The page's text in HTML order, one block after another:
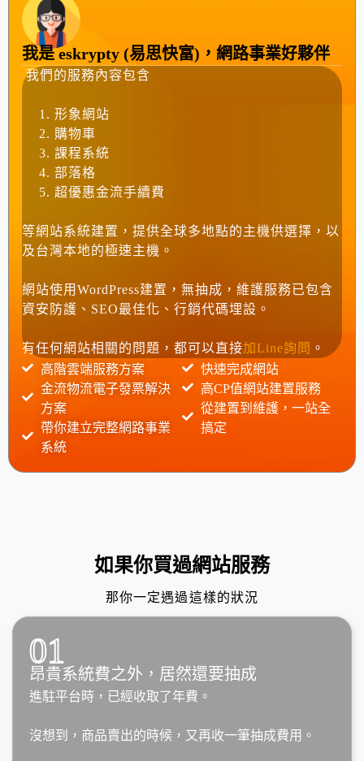
我是 eskrypty (易思快富)，網路事業好夥伴
我們的服務內容包含
形象網站
購物車
課程系統
部落格
超優惠金流手續費
等網站系統建置，提供全球多地點的主機供選擇，以
及台灣本地的極速主機。
網站使用WordPress建置，無抽成，維護服務已包含
資安防護、SEO最佳化、行銷代碼埋設。
有任何網站相關的問題，都可以直接加Line詢問 。
高階雲端服務方案
金流物流電子發票解決
方案
帶你建立完整網路事業
系統
快速完成網站
高CP值網站建置服務
從建置到維護，一站全
搞定
如果你買過網站服務
那你一定遇過這樣的狀況
01
昂貴系統費之外，居然還要抽成
進駐平台時，已經收取了年費。
沒想到，商品賣出的時候，又再收一筆抽成費用。